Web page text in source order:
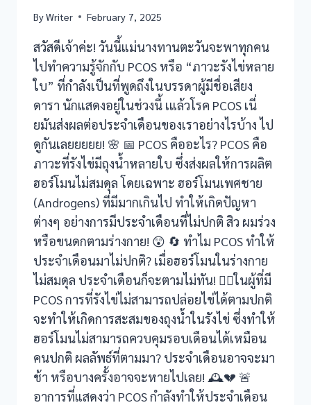
ByWriter February 7, 2025
สวัสดีเจ้าค่ะ! วันนี้แม่นางทานตะวันจะพาทุกคน
ไปทำความรู้จักกับ PCOS หรือ “ภาวะรังไข่หลาย
ใบ” ที่กำลังเป็นที่พูดถึงในบรรดาผู้มีชื่อเสียง
ดารา นักแสดงอยู่ในช่วงนี้ เแล้วโรค PCOS เนี่
ยมันส่งผลต่อประจำเดือนของเราอย่างไรบ้าง ไป
ดูกันเลยยยยย! 🌸 📅 PCOS คืออะไร? PCOS คือ
ภาวะที่รังไข่มีถุงน้ำหลายใบ ซึ่งส่งผลให้การผลิต
ฮอร์โมนไม่สมดุล โดยเฉพาะ ฮอร์โมนเพศชาย
(Androgens) ที่มีมากเกินไป ทำให้เกิดปัญหา
ต่างๆ อย่างการมีประจำเดือนที่ไม่ปกติ สิว ผมร่วง
หรือขนดกตามร่างกาย! 😲 🔄 ทำไม PCOS ทำให้
ประจำเดือนมาไม่ปกติ? เมื่อฮอร์โมนในร่างกาย
ไม่สมดุล ประจำเดือนก็จะตามไม่ทัน! 🚶‍♀️ในผู้ที่มี
PCOS การที่รังไข่ไม่สามารถปล่อยไข่ได้ตามปกติ
จะทำให้เกิดการสะสมของถุงน้ำในรังไข่ ซึ่งทำให้
ฮอร์โมนไม่สามารถควบคุมรอบเดือนได้เหมือน
คนปกติ ผลลัพธ์ที่ตามมา? ประจำเดือนอาจจะมา
ช้า หรือบางครั้งอาจจะหายไปเลย! 🕰️💔 🚨
อาการที่แสดงว่า PCOS กำลังทำให้ประจำเดือน